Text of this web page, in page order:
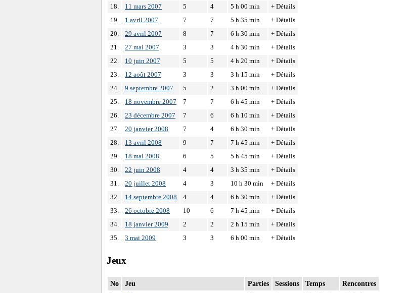
18.
11 mars 2007 5 4 5 h 00 min
+ Détails
19.
1 avril 2007 7 7 5 h 35 min
+ Détails
20.
29 avril 2007 8 7 6 h 30 min
+ Détails
21.
27 mai 2007 3 3 4 h 30 min
+ Détails
22.
10 juin 2007 5 5 4 h 20 min
+ Détails
23.
12 août 2007 3 3 3 h 15 min
+ Détails
24.
9 septembre 2007 5 2 3 h 00 min
+ Détails
25.
18 novembre 2007 7 7 6 h 45 min
+ Détails
26.
23 décembre 2007 7 6 6 h 10 min
+ Détails
27.
20 janvier 2008 7 4 6 h 30 min
+ Détails
28.
13 avril 2008 9 7 7 h 45 min
+ Détails
29.
18 mai 2008 6 5 5 h 45 min
+ Détails
30.
22 juin 2008 4 4 3 h 35 min
+ Détails
31.
20 juillet 2008 4 3 10 h 30 min
+ Détails
32.
14 septembre 2008 4 4 6 h 30 min
+ Détails
33.
26 octobre 2008 10 6 7 h 45 min
+ Détails
34.
18 janvier 2009 2 2 2 h 15 min
+ Détails
35.
3 mai 2009 3 3 6 h 00 min + Détails
Jeux
No Jeu Parties Sessions Temps Rencontres